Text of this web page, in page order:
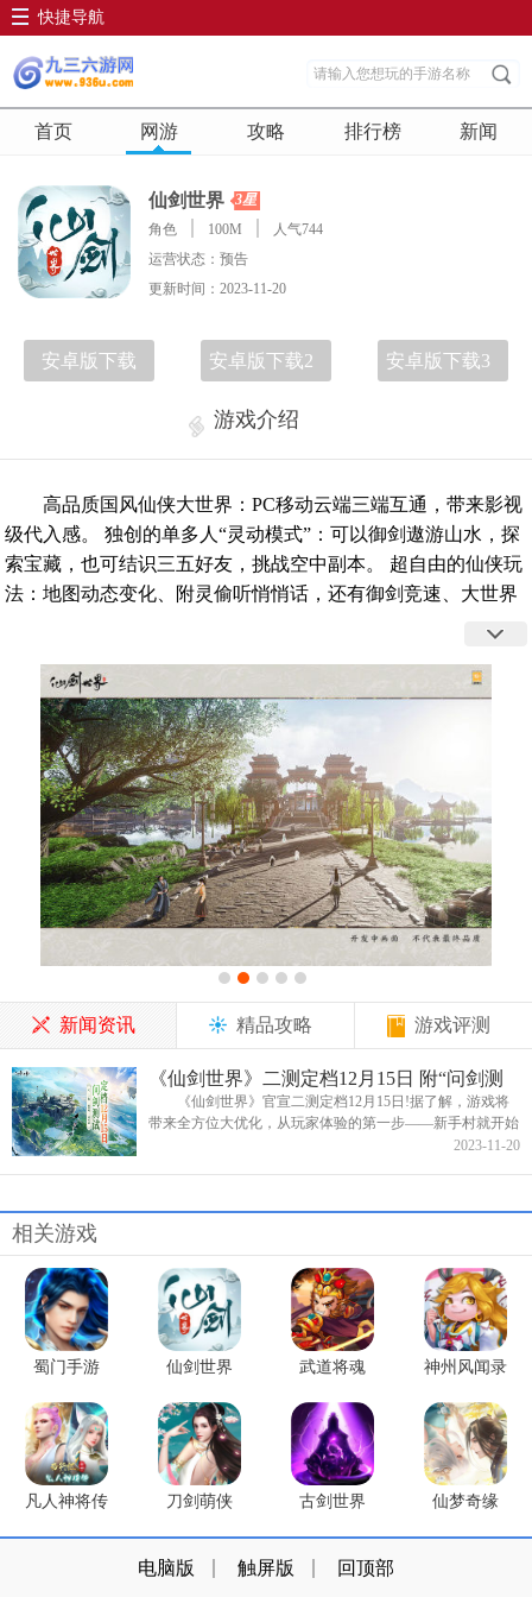
快捷导航
首页 网游 攻略 排行榜 新闻
仙剑世界
3星
角色
100M
人气744
运营状态：预告
更新时间：2023-11-20
安卓版下载 安卓版下载2 安卓版下载3
游戏介绍
高品质国风仙侠大世界：PC移动云端三端互通，带来影视
级代入感。 独创的单多人“灵动模式”：可以御剑遨游山水，探
索宝藏，也可结识三五好友，挑战空中副本。 超自由的仙侠玩
法：地图动态变化、附灵偷听悄悄话，还有御剑竞速、大世界
新闻资讯 精品攻略 游戏评测
《仙剑世界》二测定档12月15日 附“问剑测
试”最新爆料
《仙剑世界》官宣二测定档12月15日!据了解，游戏将
带来全方位大优化，从玩家体验的第一步——新手村就开始
做全面调优，极大提高了游戏沉浸体验，版本整体感官也有
2023-11-20
相关游戏
蜀门手游 仙剑世界 武道将魂 神州风闻录
凡人神将传 刀剑萌侠 古剑世界 仙梦奇缘
电脑版 触屏版 回顶部